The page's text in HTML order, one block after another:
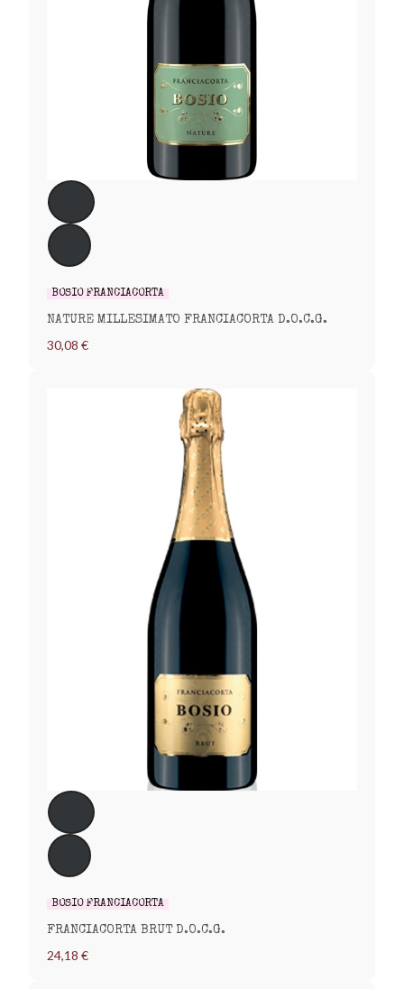
BOSIO FRANCIACORTA
NATURE MILLESIMATO FRANCIACORTA D.O.C.G.
30,08 €
BOSIO FRANCIACORTA
FRANCIACORTA BRUT D.O.C.G.
24,18 €